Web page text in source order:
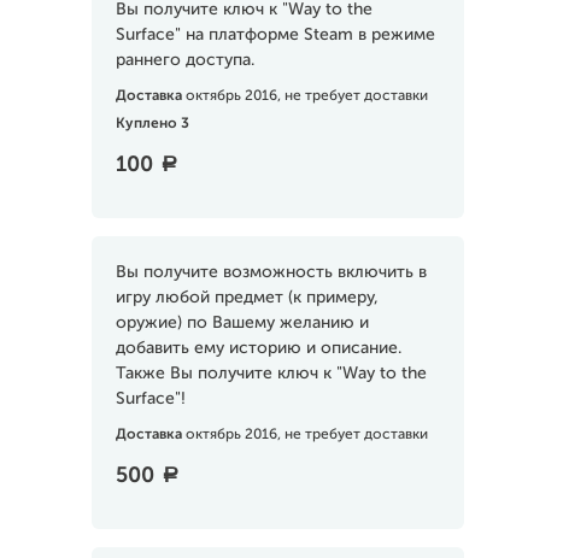
Вы получите ключ к "Way to the
Surface" на платформе Steam в режиме
раннего доступа.
Доставка октябрь 2016, не требует доставки
Куплено 3
100 a
Вы получите возможность включить в
игру любой предмет (к примеру,
оружие) по Вашему желанию и
добавить ему историю и описание.
Также Вы получите ключ к "Way to the
Surface"!
Доставка октябрь 2016, не требует доставки
500 a